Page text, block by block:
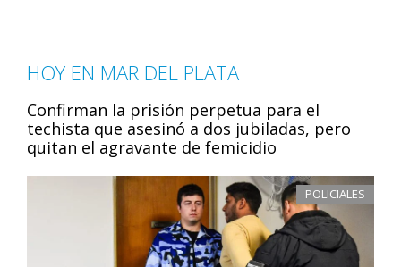
HOY EN MAR DEL PLATA
Confirman la prisión perpetua para el
techista que asesinó a dos jubiladas, pero
quitan el agravante de femicidio
POLICIALES